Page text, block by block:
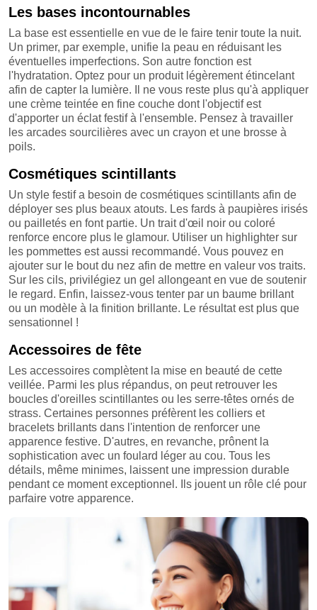
Les bases incontournables
La base est essentielle en vue de le faire tenir toute la nuit.
Un primer, par exemple, unifie la peau en réduisant les
éventuelles imperfections. Son autre fonction est
l'hydratation. Optez pour un produit légèrement étincelant
afin de capter la lumière. Il ne vous reste plus qu'à appliquer
une crème teintée en fine couche dont l'objectif est
d'apporter un éclat festif à l'ensemble. Pensez à travailler
les arcades sourcilières avec un crayon et une brosse à
poils.
Cosmétiques scintillants
Un style festif a besoin de cosmétiques scintillants afin de
déployer ses plus beaux atouts. Les fards à paupières irisés
ou pailletés en font partie. Un trait d'œil noir ou coloré
renforce encore plus le glamour. Utiliser un highlighter sur
les pommettes est aussi recommandé. Vous pouvez en
ajouter sur le bout du nez afin de mettre en valeur vos traits.
Sur les cils, privilégiez un gel allongeant en vue de soutenir
le regard. Enfin, laissez-vous tenter par un baume brillant
ou un modèle à la finition brillante. Le résultat est plus que
sensationnel !
Accessoires de fête
Les accessoires complètent la mise en beauté de cette
veillée. Parmi les plus répandus, on peut retrouver les
boucles d'oreilles scintillantes ou les serre-têtes ornés de
strass. Certaines personnes préfèrent les colliers et
bracelets brillants dans l'intention de renforcer une
apparence festive. D'autres, en revanche, prônent la
sophistication avec un foulard léger au cou. Tous les
détails, même minimes, laissent une impression durable
pendant ce moment exceptionnel. Ils jouent un rôle clé pour
parfaire votre apparence.